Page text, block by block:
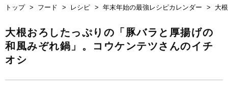
トップ フード レシピ 年末年始の最強レシピカレンダー 大
大根おろしたっぷりの「豚バラと厚揚げの
和風みぞれ鍋」。コウケンテツさんのイチ
オシ